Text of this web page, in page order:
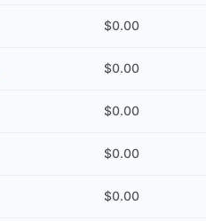
$0.00
$0.00
$0.00
$0.00
$0.00